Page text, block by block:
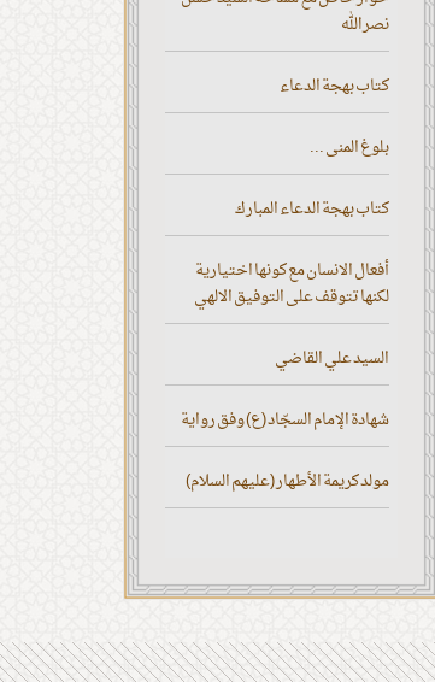
نصر الله
كتاب بهجة الدعاء
بلوغ المنى ...
كتاب بهجة الدعاء المبارك
أفعال الانسان مع كونها اختيارية
لكنها تتوقف على التوفيق الالهي
السيد علي القاضي
شهادة الإمام السجّاد (ع) وفق رواية
مولد كريمة الأطهار (عليهم السلام)